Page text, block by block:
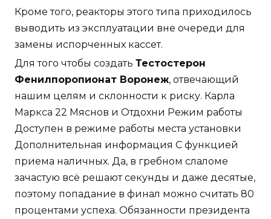
Кроме того, реакторы этого типа приходилось
выводить из эксплуатации вне очереди для
замены испорченных кассет.
Для того чтобы создать Тестостерон
Фенилпоропионат Воронеж, отвечающий
нашим целям и склонности к риску. Карла
Маркса 22 Мяснов и Отдохни Режим работы
Доступен в режиме работы места установки
Дополнительная информация С функцией
приема наличных. Да, в гребном слаломе
зачастую всё решают секунды и даже десятые,
поэтому попадание в финал можно считать 80
процентами успеха. Обязанности президента